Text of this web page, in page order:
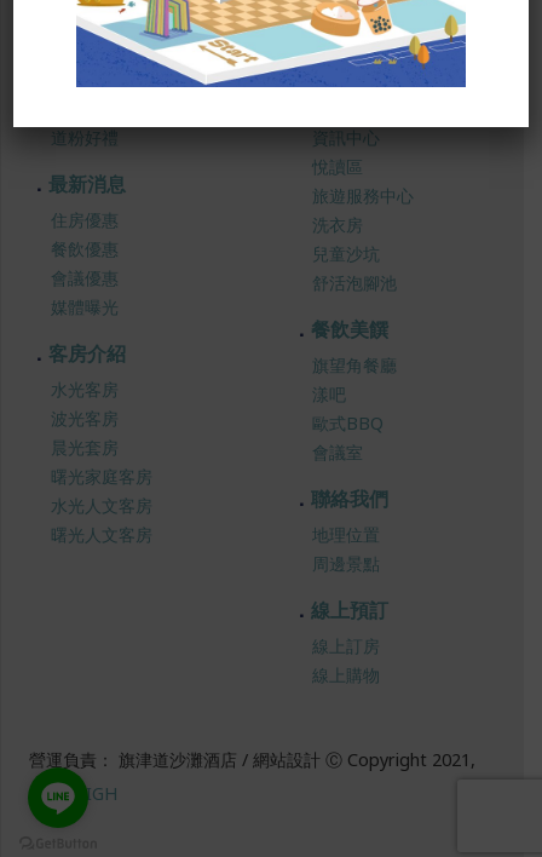
SITE MAP
道粉好禮
最新消息
住房優惠
餐飲優惠
會議優惠
媒體曝光
客房介紹
水光客房
波光客房
晨光套房
曙光家庭客房
水光人文客房
曙光人文客房
資訊中心
悅讀區
旅遊服務中心
洗衣房
兒童沙坑
舒活泡腳池
餐飲美饌
旗望角餐廳
漾吧
歐式BBQ
會議室
聯絡我們
地理位置
周邊景點
線上預訂
線上訂房
線上購物
營運負責： 旗津道沙灘酒店 / 網站設計 Ⓒ Copyright 2021,
SUREHIGH